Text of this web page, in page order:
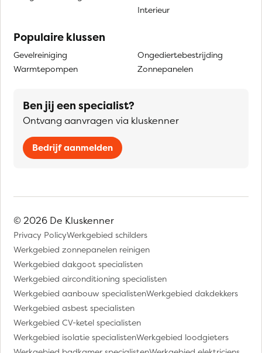
Interieur
Populaire klussen
Gevelreiniging
Warmtepompen
Ongediertebestrijding
Zonnepanelen
Ben jij een specialist?
Ontvang aanvragen via kluskenner
Bedrijf aanmelden
© 2026 De Kluskenner
Privacy PolicyWerkgebied schilders
Werkgebied zonnepanelen reinigen
Werkgebied dakgoot specialisten
Werkgebied airconditioning specialisten
Werkgebied aanbouw specialistenWerkgebied dakdekkers
Werkgebied asbest specialisten
Werkgebied CV-ketel specialisten
Werkgebied isolatie specialistenWerkgebied loodgieters